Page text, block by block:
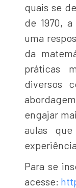
quais se
de 1970,
uma
da
práticas
diversos
engajar
aulas
Para se
acesse: